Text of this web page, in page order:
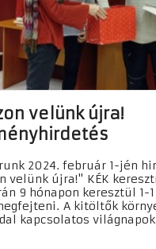
velünk újra!
2024. február 1-jén
velünk újra!" KÉK
9 hónapon keresztül 1-
A kitöltők
kapcsolatos